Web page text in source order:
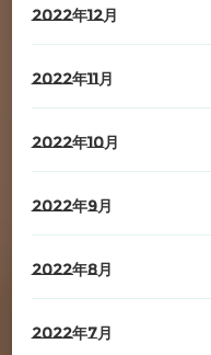
2022年12月
2022年11月
2022年10月
2022年9月
2022年8月
2022年7月